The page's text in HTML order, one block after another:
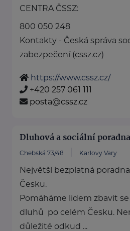
CENTRA ČSSZ:
800 050 248
Kontakty - Česká správa
zabezpečení (cssz.cz)
https://www.cssz.cz/
+420 257 061 111
posta@cssz.cz
Dluhová a sociální
Chebská 73/48 Karlovy Vary
Největší bezplatná
Česku.
Pomáháme lidem zbavit se
dluhů po celém Česku.
důležité odkud ...